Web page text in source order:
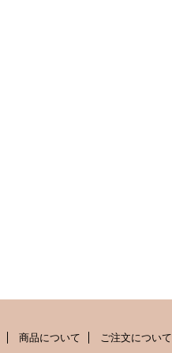
商品について ご注文について